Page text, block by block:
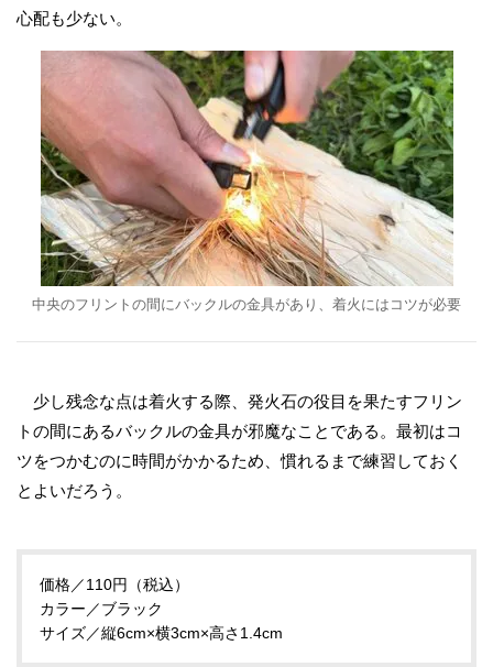
心配も少ない。
中央のフリントの間にバックルの金具があり、着火にはコツが必要
少し残念な点は着火する際、発火石の役目を果たすフリン
トの間にあるバックルの金具が邪魔なことである。最初はコ
ツをつかむのに時間がかかるため、慣れるまで練習しておく
とよいだろう。
価格／110円（税込）
カラー／ブラック
サイズ／縦6cm×横3cm×高さ1.4cm